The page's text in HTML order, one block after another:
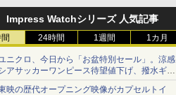
Impress Watchシリーズ 人気記事
24時間 1週間 1カ月
ニクロ、今日から「お盆特別セール」。涼感
アサッカーワンピース待望値下げ、撥水ギア
ョーツは1990円に
映の歴代オープニング映像がカプセルトイ